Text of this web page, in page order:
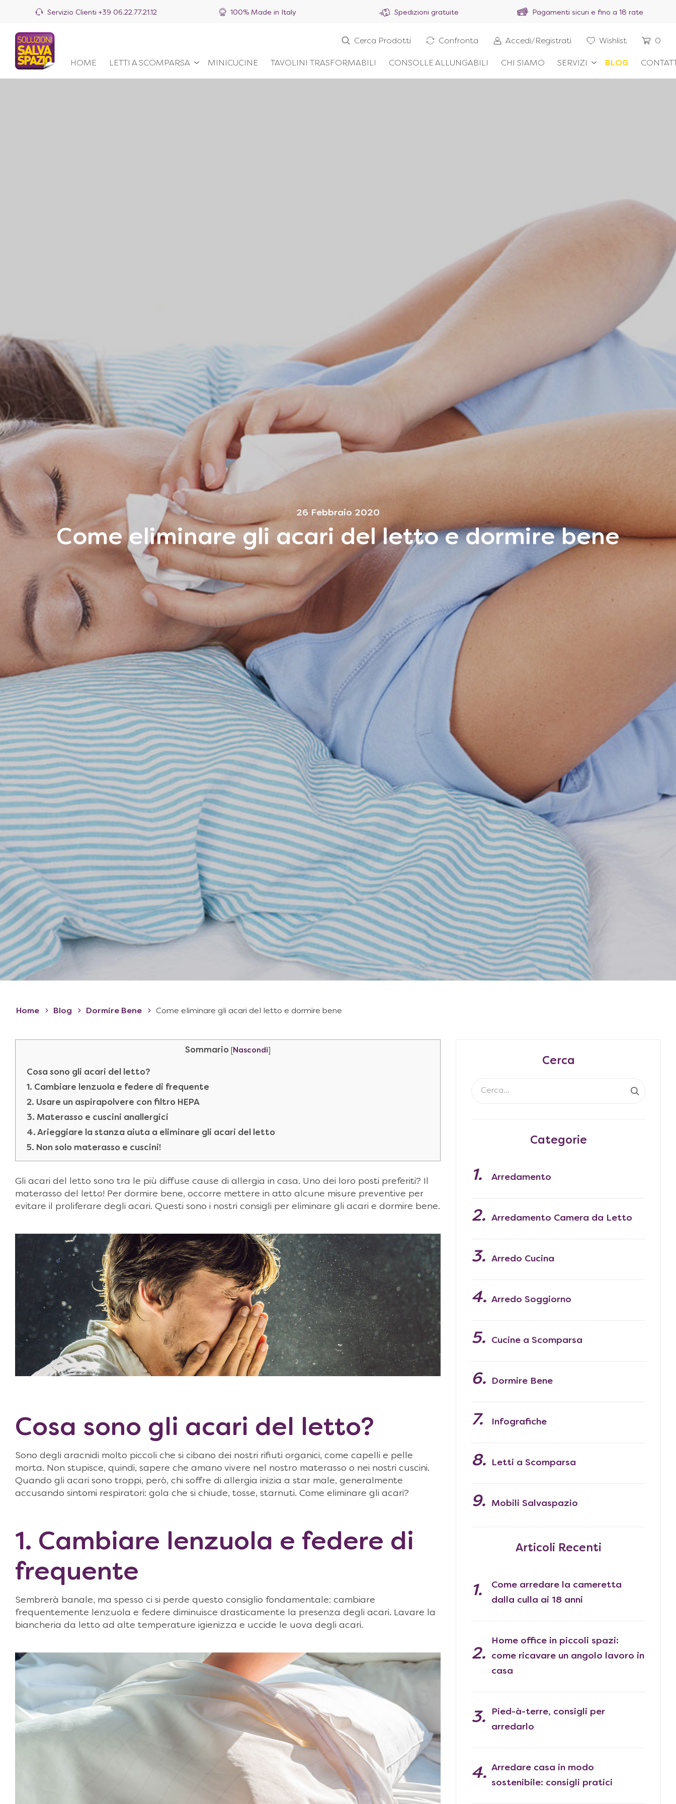
Servizio Clienti +39 06.22.77.21.12 100% Made in Italy Spedizioni gratuite Pagamenti sicuri e fino a 18 rate
HOME LETTI A SCOMPARSA MINICUCINE TAVOLINI TRASFORMABILI CONSOLLE ALLUNGABILI CHI SIAMO SERVIZI BLOG
Cerca Prodotti Confronta Accedi/Registrati Wishlist 0
26 Febbraio 2020
Come eliminare gli acari del letto e dormire bene
Home Blog Dormire Bene Come eliminare gli acari del letto e dormire bene
Sommario Nascondi
Cosa sono gli acari del letto?
1. Cambiare lenzuola e federe di frequente
2. Usare un aspirapolvere con filtro HEPA
3. Materasso e cuscini anallergici
4. Arieggiare la stanza aiuta a eliminare gli acari del letto
5. Non solo materasso e cuscini!
Gli acari del letto sono tra le più diffuse cause di allergia in casa. Uno dei loro posti preferiti? Il
materasso del letto! Per dormire bene, occorre mettere in atto alcune misure preventive per
evitare il proliferare degli acari. Questi sono i nostri consigli per eliminare gli acari e dormire bene.
Cosa sono gli acari del letto?
Sono degli aracnidi molto piccoli che si cibano dei nostri rifiuti organici, come capelli e pelle
morta. Non stupisce, quindi, sapere che amano vivere nel nostro materasso o nei nostri cuscini.
Quando gli acari sono troppi, però, chi soffre di allergia inizia a star male, generalmente
accusando sintomi respiratori: gola che si chiude, tosse, starnuti. Come eliminare gli acari?
1. Cambiare lenzuola e federe di
frequente
Sembrerà banale, ma spesso ci si perde questo consiglio fondamentale: cambiare
frequentemente lenzuola e federe diminuisce drasticamente la presenza degli acari. Lavare la
biancheria da letto ad alte temperature igienizza e uccide le uova degli acari.
Cerca
Categorie
Arredamento
Arredamento Camera da Letto
Arredo Cucina
Arredo Soggiorno
Cucine a Scomparsa
Dormire Bene
Infografiche
Letti a Scomparsa
Mobili Salvaspazio
Articoli Recenti
Come arredare la cameretta
dalla culla ai 18 anni
Home office in piccoli spazi:
come ricavare un angolo lavoro in
casa
Pied-à-terre, consigli per
arredarlo
Arredare casa in modo
sostenibile: consigli pratici